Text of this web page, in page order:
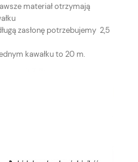
materiał otrzymają
zasłonę potrzebujemy 2,5
kawałku to 20 m.